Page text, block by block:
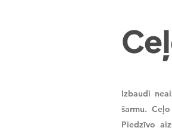
Izbaudi
šarmu.
Piedzīvo